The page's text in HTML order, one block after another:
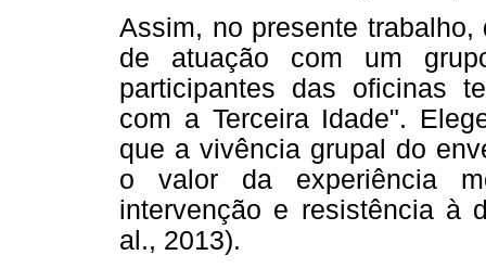
Assim, no presente
de atuação com um
participantes das oficinas
com a Terceira Idade".
que a vivência grupal do
o valor da experiência
intervenção e resistência à
al., 2013).